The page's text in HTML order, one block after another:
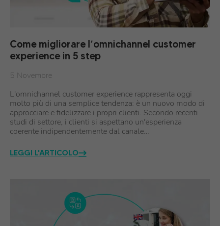
Come migliorare l’omnichannel customer
experience in 5 step
5 Novembre
L'omnichannel customer experience rappresenta oggi
molto più di una semplice tendenza: è un nuovo modo di
approcciare e fidelizzare i propri clienti. Secondo recenti
studi di settore, i clienti si aspettano un'esperienza
coerente indipendentemente dal canale…
LEGGI L'ARTICOLO